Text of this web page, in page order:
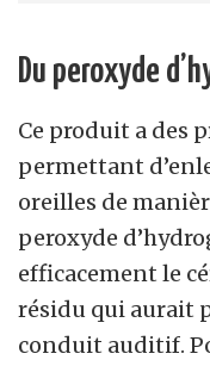
Du peroxyde
Ce produit a des
permettant
oreilles de
peroxyde
efficacement le
résidu qui aurait
conduit auditif.